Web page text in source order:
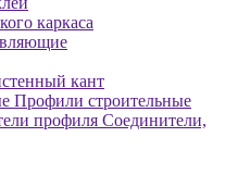
каркаса
кант
Профили строительные
Соединители,